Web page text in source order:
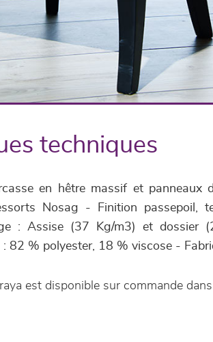
techniques
en hêtre massif et panneaux
Nosag - Finition passepoil,
: Assise (37 Kg/m3) et dossier
82 % polyester, 18 % viscose -
est disponible sur commande